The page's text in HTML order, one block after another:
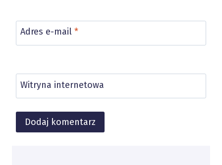
Adres e-mail *
Witryna internetowa